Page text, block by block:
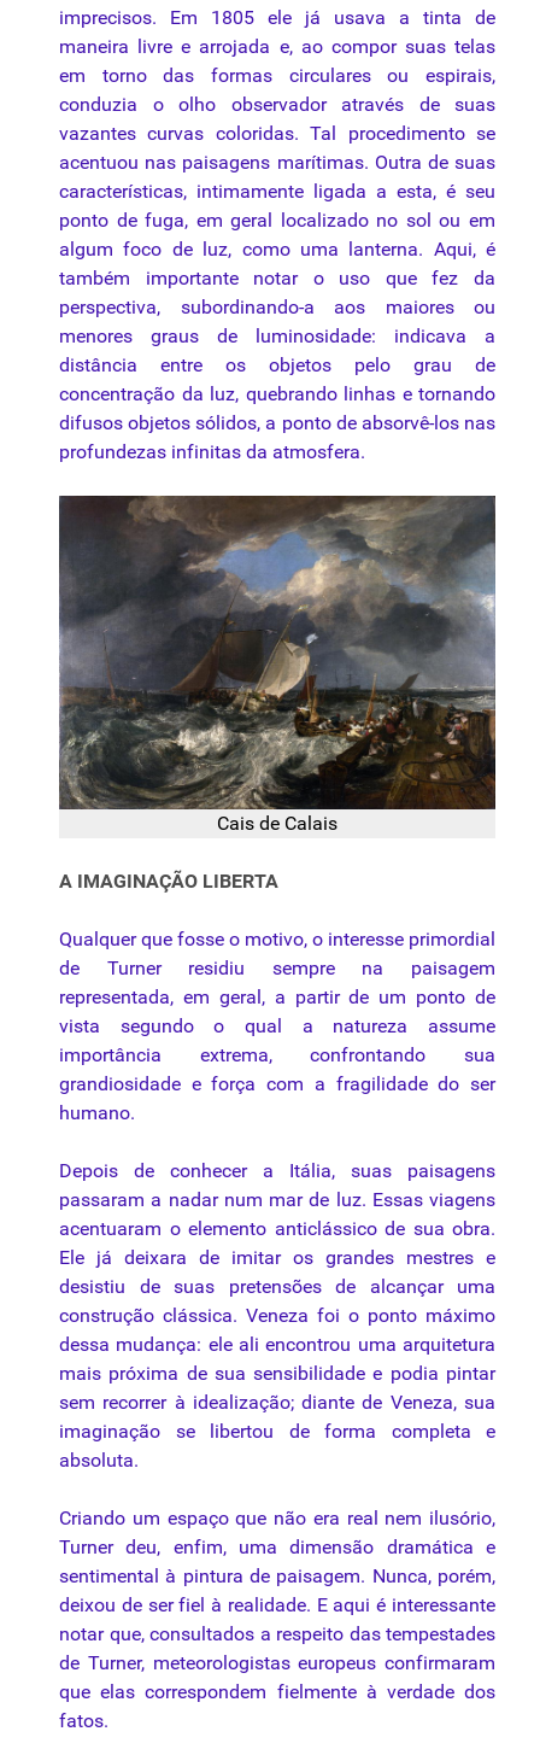
imprecisos. Em 1805 ele já usava a tinta de
maneira livre e arrojada e, ao compor suas telas
em torno das formas circulares ou espirais,
conduzia o olho observador através de suas
vazantes curvas coloridas. Tal procedimento se
acentuou nas paisagens marítimas. Outra de suas
características, intimamente ligada a esta, é seu
ponto de fuga, em geral localizado no sol ou em
algum foco de luz, como uma lanterna. Aqui, é
também importante notar o uso que fez da
perspectiva, subordinando-a aos maiores ou
menores graus de luminosidade: indicava a
distância entre os objetos pelo grau de
concentração da luz, quebrando linhas e tornando
difusos objetos sólidos, a ponto de absorvê-los nas
profundezas infinitas da atmosfera.
Cais de Calais
A IMAGINAÇÃO LIBERTA
Qualquer que fosse o motivo, o interesse primordial
de Turner residiu sempre na paisagem
representada, em geral, a partir de um ponto de
vista segundo o qual a natureza assume
importância extrema, confrontando sua
grandiosidade e força com a fragilidade do ser
humano.
Depois de conhecer a Itália, suas paisagens
passaram a nadar num mar de luz. Essas viagens
acentuaram o elemento anticlássico de sua obra.
Ele já deixara de imitar os grandes mestres e
desistiu de suas pretensões de alcançar uma
construção clássica. Veneza foi o ponto máximo
dessa mudança: ele ali encontrou uma arquitetura
mais próxima de sua sensibilidade e podia pintar
sem recorrer à idealização; diante de Veneza, sua
imaginação se libertou de forma completa e
absoluta.
Criando um espaço que não era real nem ilusório,
Turner deu, enfim, uma dimensão dramática e
sentimental à pintura de paisagem. Nunca, porém,
deixou de ser fiel à realidade. E aqui é interessante
notar que, consultados a respeito das tempestades
de Turner, meteorologistas europeus confirmaram
que elas correspondem fielmente à verdade dos
fatos.